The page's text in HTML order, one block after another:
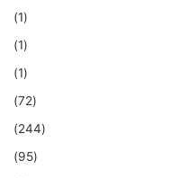
(1)
(1)
(1)
(72)
(244)
(95)